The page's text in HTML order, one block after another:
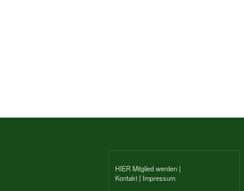
HIER Mitglied werden |
Kontakt | Impressum